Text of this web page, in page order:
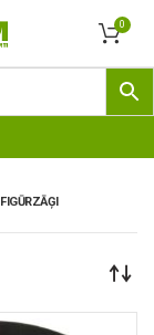
0
FIGŪRZĀĢI